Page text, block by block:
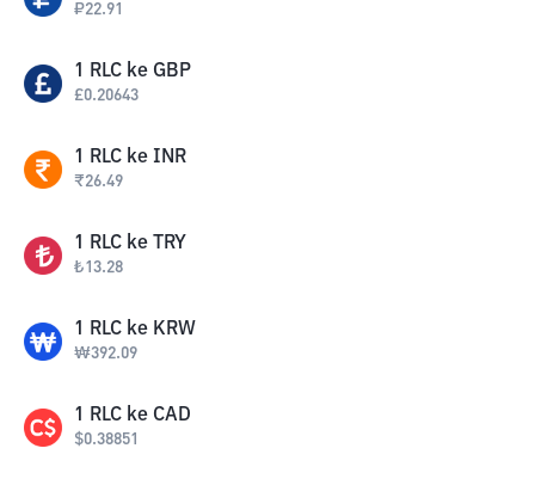
₽22.91
1 RLC ke GBP
£0.20643
1 RLC ke INR
₹26.49
1 RLC ke TRY
₺13.28
1 RLC ke KRW
₩392.09
1 RLC ke CAD
$0.38851